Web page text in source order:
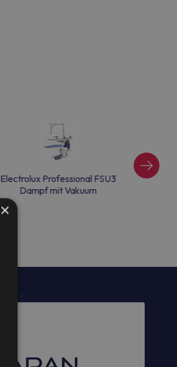
Electrolux Professional FSU3
Dampf mit Vakuum
×